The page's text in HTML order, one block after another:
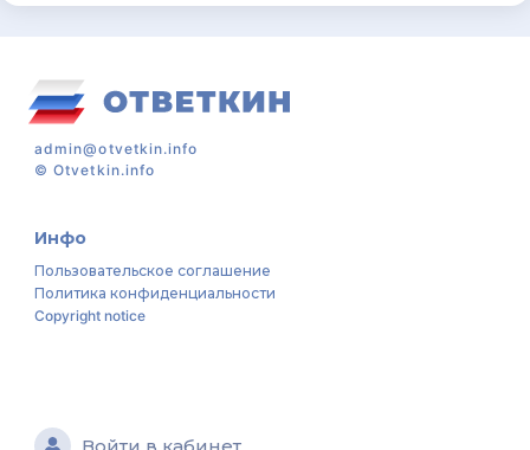
admin@otvetkin.info
©Otvetkin.info
Инфо
Пользовательское соглашение
Политика конфиденциальности
Copyright notice